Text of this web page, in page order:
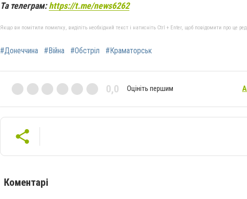
Та телеграм:https://t.me/news6262
Якщо ви помітили помилку, виділіть необхідний текст і натисніть Ctrl + Enter, щоб повідомити про це
#Донеччина #Війна #Обстріл #Краматорськ
0,0 Оцініть першим
Коментарі